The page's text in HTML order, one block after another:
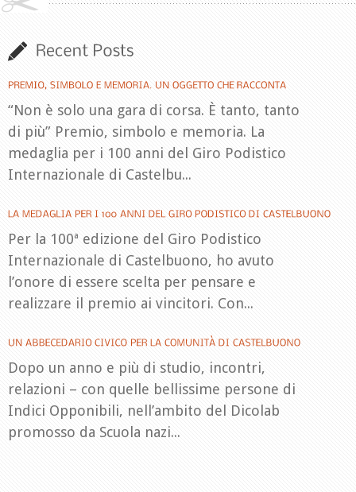
“Non è solo una gara di corsa. È tanto, tanto
di più” Premio, simbolo e memoria. La
medaglia per i 100 anni del Giro Podistico
Internazionale di Castelbu...
Per la 100ª edizione del Giro Podistico
Internazionale di Castelbuono, ho avuto
l’onore di essere scelta per pensare e
realizzare il premio ai vincitori. Con...
Dopo un anno e più di studio, incontri,
relazioni – con quelle bellissime persone di
Indici Opponibili, nell’ambito del Dicolab
promosso da Scuola nazi...